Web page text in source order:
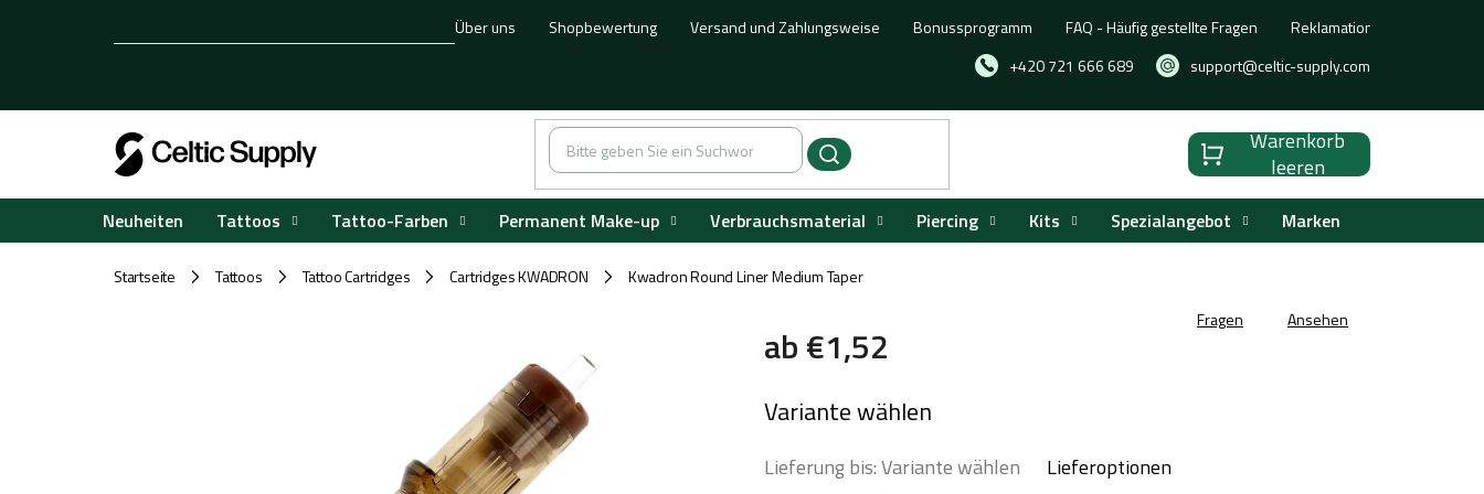
+420 721 666 689 support@celtic-supply.com
Über uns Shopbewertung Versand und Zahlungsweise Bonussprogramm FAQ - Häufig gestellte Fragen Reklamation, Umtausch
Warenkorb
Warenkorb
leeren
Neuheiten Tattoos Tattoo-Farben Permanent Make-up Verbrauchsmaterial Piercing Kits Spezialangebot Marken
Startseite / Tattoos / Tattoo Cartridges / Cartridges KWADRON / Kwadron Round Liner Medium Taper
ab€1,52
Variante wählen
Lieferung bis:Variante wählen Lieferoptionen
Fragen Ansehen